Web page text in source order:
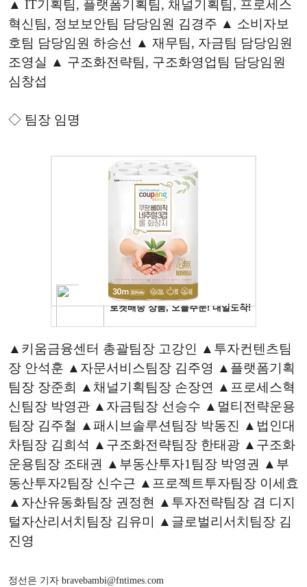
▲ IT기획팀, 플랫폼기획팀, 채널기획팀, 프로세스
혁신팀, 정보보안팀 담당임원 김경주 ▲ 소비자보
호팀 담당임원 하승선 ▲ 재무팀, 자금팀 담당임원
조영실 ▲ 구조화전략팀, 구조화영업팀 담당임원
심창섭
◇ 팀장 임명
▲키움금융센터 총괄팀장 고강인 ▲투자컨텐츠팀
장 안석훈 ▲자문서비스팀장 김주영 ▲플랫폼기획
팀장 장준희 ▲채널기획팀장 손장연 ▲프로세스혁
신팀장 박영관 ▲자금팀장 선승수 ▲멀티전략운용
팀장 김주철 ▲패시브솔루션팀장 박동진 ▲법인대
차팀장 김희석 ▲구조화전략팀장 한태광 ▲구조화
운용팀장 조태권 ▲부동산투자1팀장 박영권 ▲부
동산투자2팀장 신수근 ▲프로젝트투자팀장 이세효
▲자산유동화팀장 권정현 ▲투자전략팀장 겸 디지
털자산리서치팀장 김유미 ▲글로벌리서치팀장 김
진영
정선은 기자 bravebambi@fntimes.com